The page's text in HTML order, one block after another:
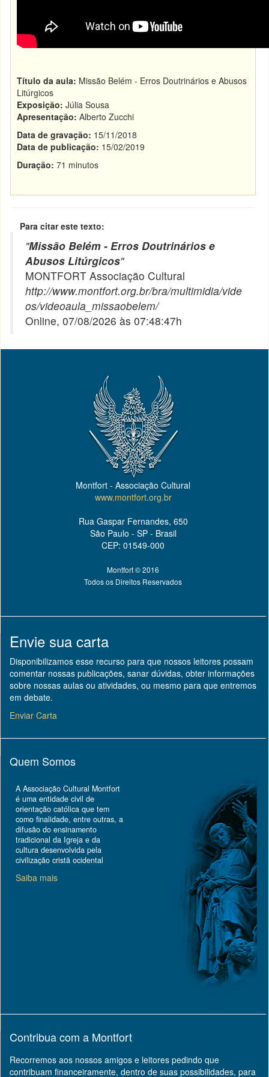
Título da aula: Missão Belém - Erros Doutrinários e Abusos
Litúrgicos
Exposição: Júlia Sousa
Apresentação: Alberto Zucchi
Data de gravação: 15/11/2018
Data de publicação: 15/02/2019
Duração: 71 minutos
Para citar este texto:
"Missão Belém - Erros Doutrinários e
Abusos Litúrgicos"
MONTFORT Associação Cultural
http://www.montfort.org.br/bra/multimidia/vide
os/videoaula_missaobelem/
Online, 07/08/2026 às 07:48:47h
Montfort - Associação Cultural
www.montfort.org.br
Rua Gaspar Fernandes, 650
São Paulo - SP - Brasil
CEP: 01549-000
Montfort © 2016
Todos os Direitos Reservados
Envie sua carta
Disponibilizamos esse recurso para que nossos leitores possam
comentar nossas publicações, sanar dúvidas, obter informações
sobre nossas aulas ou atividades, ou mesmo para que entremos
em debate.
Enviar Carta
Quem Somos
A Associação Cultural Montfort
é uma entidade civil de
orientação católica que tem
como finalidade, entre outras, a
difusão do ensinamento
tradicional da Igreja e da
cultura desenvolvida pela
civilização cristã ocidental
Saiba mais
Contribua com a Montfort
Recorremos aos nossos amigos e leitores pedindo que
contribuam financeiramente, dentro de suas possibilidades, para